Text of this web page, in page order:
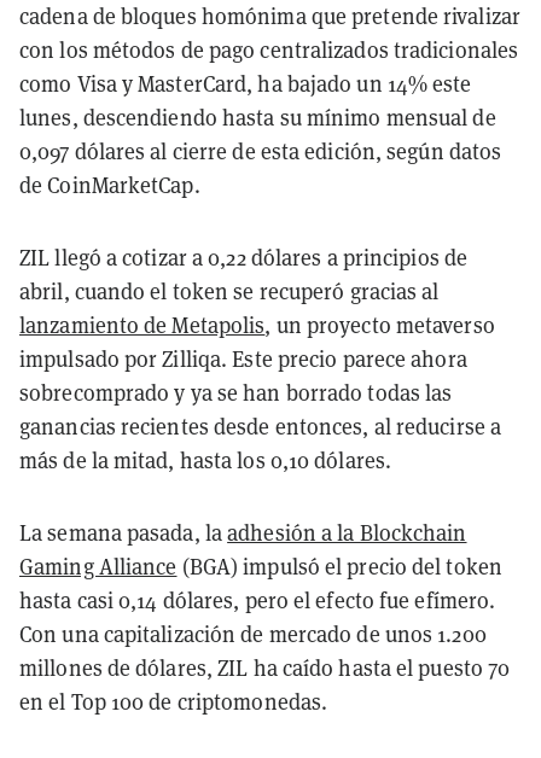
cadena de bloques homónima que pretende rivalizar
con los métodos de pago centralizados tradicionales
como Visa y MasterCard, ha bajado un 14% este
lunes, descendiendo hasta su mínimo mensual de
0,097 dólares al cierre de esta edición, según datos
de CoinMarketCap.
ZIL llegó a cotizar a 0,22 dólares a principios de
abril, cuando el token se recuperó gracias al
lanzamiento de Metapolis, un proyecto metaverso
impulsado por Zilliqa. Este precio parece ahora
sobrecomprado y ya se han borrado todas las
ganancias recientes desde entonces, al reducirse a
más de la mitad, hasta los 0,10 dólares.
La semana pasada, laadhesión a la Blockchain
Gaming Alliance (BGA) impulsó el precio del token
hasta casi 0,14 dólares, pero el efecto fue efímero.
Con una capitalización de mercado de unos 1.200
millones de dólares, ZIL ha caído hasta el puesto 70
en el Top 100 de criptomonedas.